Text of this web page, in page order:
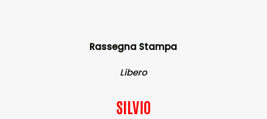
Rassegna Stampa
Libero
SILVIO